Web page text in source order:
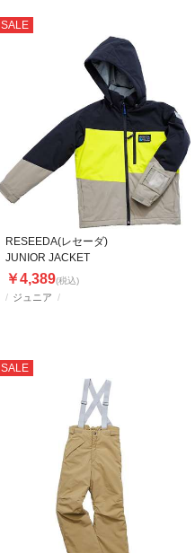
SALE
ジュニア
RESEEDA(レセーダ)
JUNIOR JACKET
￥4,389(税込)
SALE